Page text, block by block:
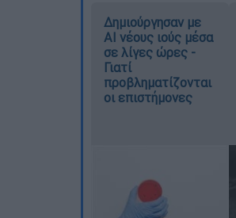
Δημιούργησαν με
AI νέους ιούς μέσα
σε λίγες ώρες -
Γιατί
προβληματίζονται
οι επιστήμονες